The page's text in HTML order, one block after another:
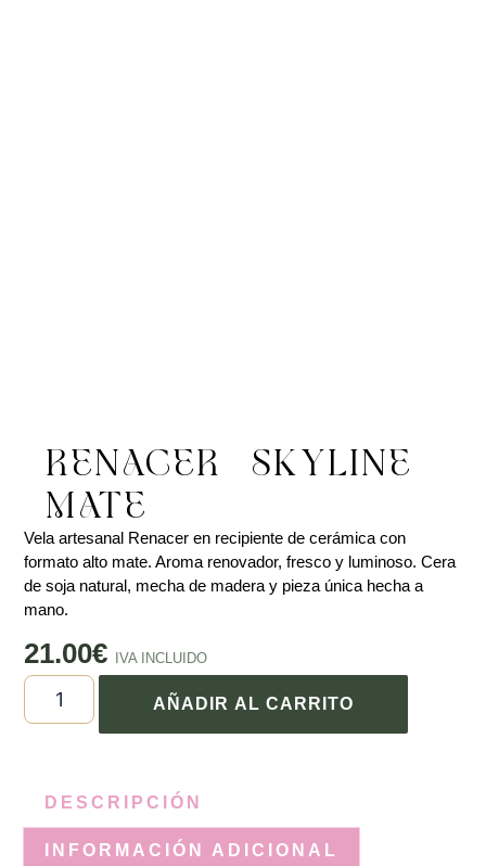
RENACER – SKYLINE
MATE
Vela artesanal Renacer en recipiente de cerámica con
formato alto mate. Aroma renovador, fresco y luminoso. Cera
de soja natural, mecha de madera y pieza única hecha a
mano.
21.00€ IVA INCLUIDO
AÑADIR AL CARRITO
DESCRIPCIÓN
INFORMACIÓN ADICIONAL